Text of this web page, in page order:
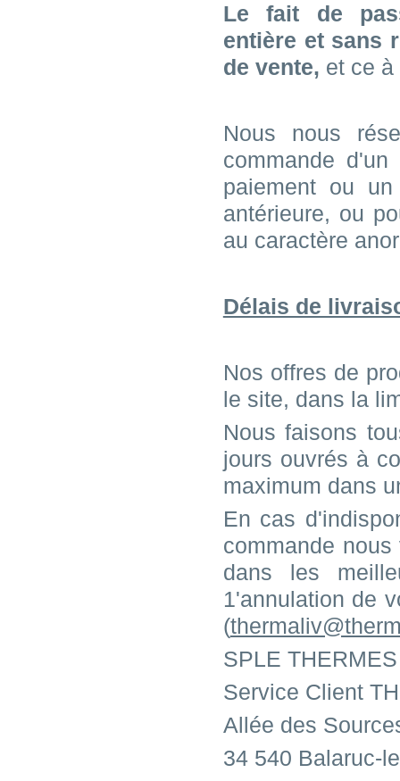
Le fait de
entière et sans
de vente, et ce
Nous nous
commande
paiement ou
antérieure, ou
au caractère
Délais de
Nos offres de
le site, dans la
Nous faisons
jours ouvrés à
maximum dans
En cas
commande
dans les
1'annulation de
(
SPLE
Service Client
Allée des
34 540 Balaruc-